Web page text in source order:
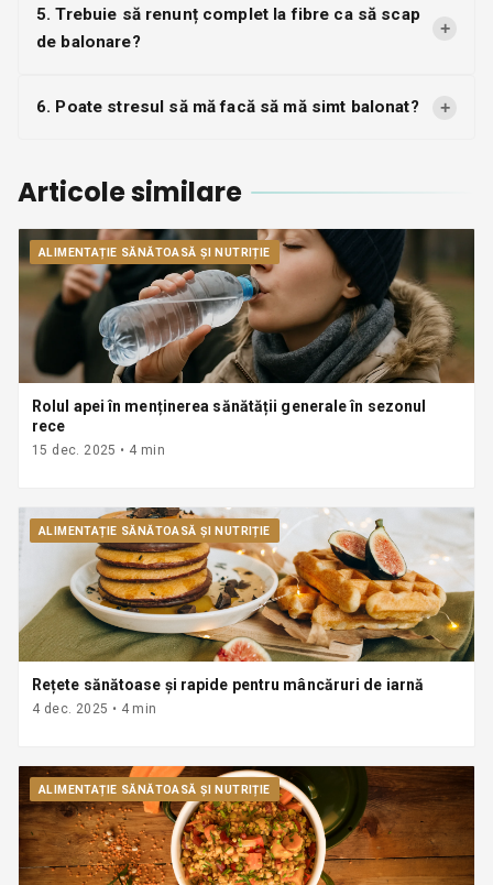
5. Trebuie să renunț complet la fibre ca să scap
de balonare?
+
6. Poate stresul să mă facă să mă simt balonat? +
Articole similare
ALIMENTAȚIE SĂNĂTOASĂ ȘI NUTRIȚIE
Rolul apei în menținerea sănătății generale în sezonul
rece
15 dec. 2025 • 4 min
ALIMENTAȚIE SĂNĂTOASĂ ȘI NUTRIȚIE
Rețete sănătoase și rapide pentru mâncăruri de iarnă
4 dec. 2025 • 4 min
ALIMENTAȚIE SĂNĂTOASĂ ȘI NUTRIȚIE